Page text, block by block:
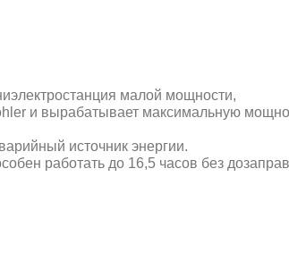
малой мощности,
и вырабатывает максимальную
источник энергии.
работать до 16,5 часов без